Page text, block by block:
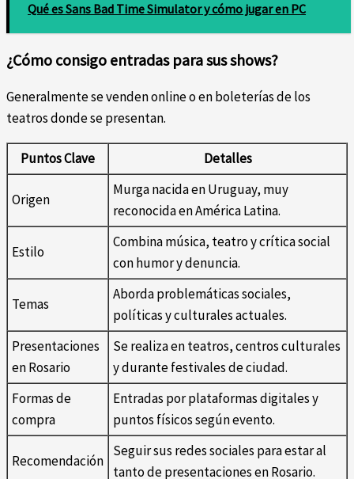
Qué es Sans Bad Time Simulator y cómo jugar en PC
¿Cómo consigo entradas para sus shows?
Generalmente se venden online o en boleterías de los
teatros donde se presentan.
Puntos Clave Detalles
Origen
Murga nacida en Uruguay, muy
reconocida en América Latina.
Estilo
Combina música, teatro y crítica social
con humor y denuncia.
Temas
Aborda problemáticas sociales,
políticas y culturales actuales.
Presentaciones
en Rosario
Se realiza en teatros, centros culturales
y durante festivales de ciudad.
Formas de
compra
Entradas por plataformas digitales y
puntos físicos según evento.
Recomendación
Seguir sus redes sociales para estar al
tanto de presentaciones en Rosario.